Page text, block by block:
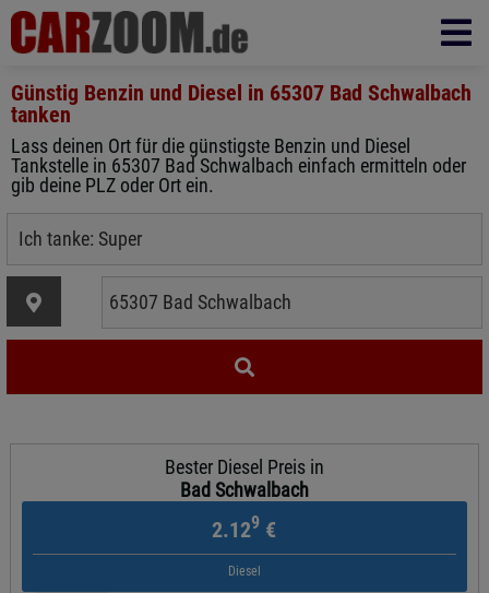
Günstig Benzin und Diesel in 65307 Bad Schwalbach
tanken
Lass deinen Ort für die günstigste Benzin und Diesel
Tankstelle in 65307 Bad Schwalbach einfach ermitteln oder
gib deine PLZ oder Ort ein.
Bester Diesel Preis in
Bad Schwalbach
2.129 €
Diesel